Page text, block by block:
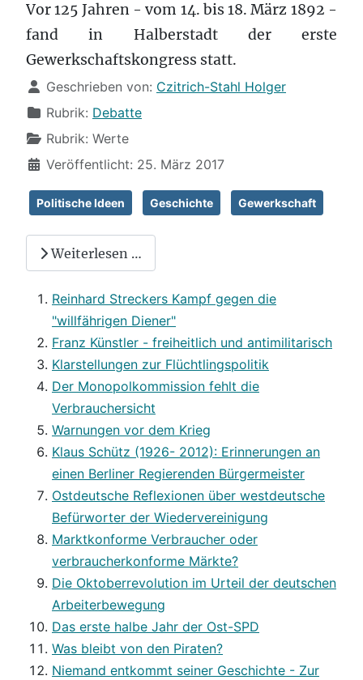
Vor 125 Jahren - vom 14. bis 18. März 1892 -
fand in Halberstadt der erste
Gewerkschaftskongress statt.
DetailsGeschrieben von: Czitrich-Stahl Holger
Rubrik: Debatte
Rubrik: Werte
Veröffentlicht: 25. März 2017
Politische Ideen Geschichte Gewerkschaft
Weiterlesen …
Reinhard Streckers Kampf gegen die
"willfährigen Diener"
Franz Künstler - freiheitlich und antimilitarisch
Klarstellungen zur Flüchtlingspolitik
Der Monopolkommission fehlt die
Verbrauchersicht
Warnungen vor dem Krieg
Klaus Schütz (1926- 2012): Erinnerungen an
einen Berliner Regierenden Bürgermeister
Ostdeutsche Reflexionen über westdeutsche
Befürworter der Wiedervereinigung
Marktkonforme Verbraucher oder
verbraucherkonforme Märkte?
Die Oktoberrevolution im Urteil der deutschen
Arbeiterbewegung
Das erste halbe Jahr der Ost-SPD
Was bleibt von den Piraten?
Niemand entkommt seiner Geschichte - Zur